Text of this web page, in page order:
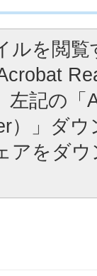
ルを閲
左記の「
）」ダ
アをダ